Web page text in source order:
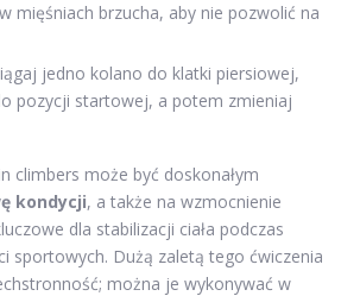
mięśniach brzucha, aby nie pozwolić na
jedno kolano do klatki piersiowej,
pozycji startowej, a potem zmieniaj
climbers może być doskonałym
kondycji, a także na wzmocnienie
dla stabilizacji ciała podczas
sportowych. Dużą zaletą tego ćwiczenia
można je wykonywać w